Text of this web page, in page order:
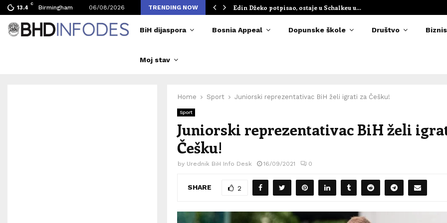
13.4
C
Birmingham 06/08/2026 TRENDING NOW
broj posjetilaca tokom Merlinovih koncerata Edin Džeko potpisao, ostaje u Schalkeu u…
BiH dijaspora Bosnia Appeal Dopunske škole Društvo Biznis
Moj stav
Home Sport Juniorski reprezentativac BiH želi igrati za Češku!
Sport
Juniorski reprezentativac BiH želi
Češku!
by Urednik BiH Info Desk 16/09/2021 0
SHARE 2